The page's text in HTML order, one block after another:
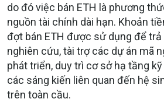
do đó việc bán ETH là phương
nguồn tài chính dài hạn. Khoản
đợt bán ETH được sử dụng để
nghiên cứu, tài trợ các dự án mã
phát triển, duy trì cơ sở hạ tầng
các sáng kiến liên quan đến hệ
trên toàn cầu.